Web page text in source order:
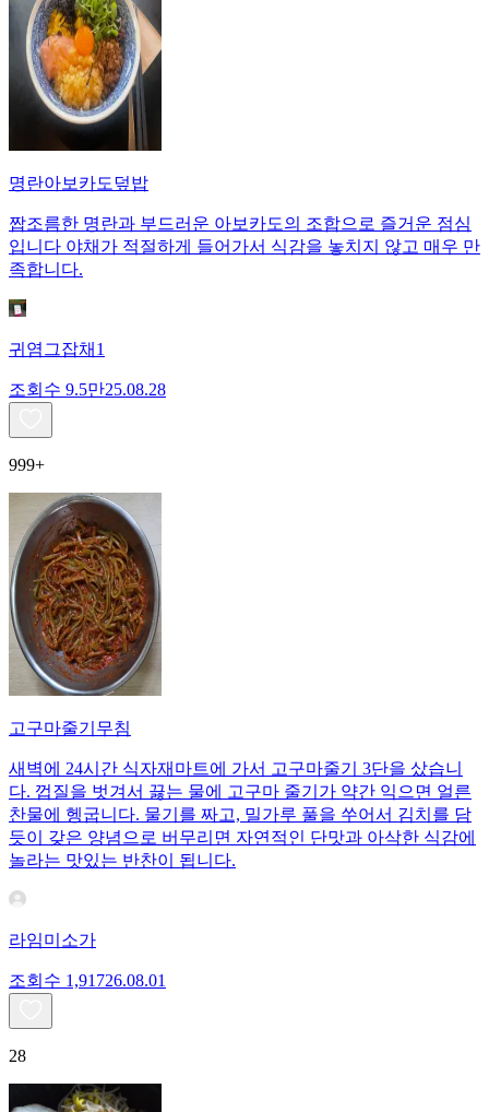
명란아보카도덮밥
짭조름한 명란과 부드러운 아보카도의 조합으로 즐거운 점심
입니다 야채가 적절하게 들어가서 식감을 놓치지 않고 매우 만
족합니다.
귀염그잡채1
조회수 9.5만25.08.28
999+
고구마줄기무침
새벽에 24시간 식자재마트에 가서 고구마줄기 3단을 샀습니
다. 껍질을 벗겨서 끓는 물에 고구마 줄기가 약간 익으면 얼른
찬물에 헹굽니다. 물기를 짜고, 밀가루 풀을 쑤어서 김치를 담
듯이 갖은 양념으로 버무리면 자연적인 단맛과 아삭한 식감에
놀라는 맛있는 반찬이 됩니다.
라임미소가
조회수 1,91726.08.01
28